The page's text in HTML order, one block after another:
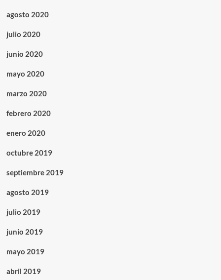
agosto 2020
julio 2020
junio 2020
mayo 2020
marzo 2020
febrero 2020
enero 2020
octubre 2019
septiembre 2019
agosto 2019
julio 2019
junio 2019
mayo 2019
abril 2019